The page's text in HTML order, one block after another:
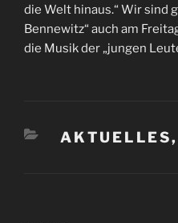
die Welt hinaus.“ Wir sind
Bennewitz“ auch am
die Musik der „jungen
KATEGORIEN
AKTUELLES,